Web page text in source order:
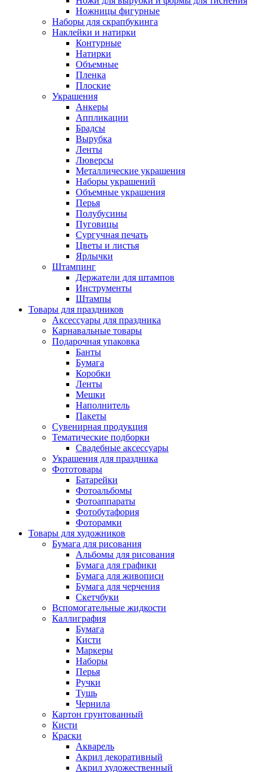
Ножницы фигурные
Наборы для скрапбукинга
Наклейки и натирки
Контурные
Натирки
Объемные
Пленка
Плоские
Украшения
Анкеры
Аппликации
Брадсы
Вырубка
Ленты
Люверсы
Металлические украшения
Наборы украшений
Объемные украшения
Перья
Полубусины
Пуговицы
Сургучная печать
Цветы и листья
Ярлычки
Штампинг
Держатели для штампов
Инструменты
Штампы
Товары для праздников
Аксессуары для праздника
Карнавальные товары
Подарочная упаковка
Банты
Бумага
Коробки
Ленты
Мешки
Наполнитель
Пакеты
Сувенирная продукция
Тематические подборки
Свадебные аксессуары
Украшения для праздника
Фототовары
Батарейки
Фотоальбомы
Фотоаппараты
Фотобутафория
Фоторамки
Товары для художников
Бумага для рисования
Альбомы для рисования
Бумага для графики
Бумага для живописи
Бумага для черчения
Скетчбуки
Вспомогательные жидкости
Каллиграфия
Бумага
Кисти
Маркеры
Наборы
Перья
Ручки
Тушь
Чернила
Картон грунтованный
Кисти
Краски
Акварель
Акрил декоративный
Акрил художественный